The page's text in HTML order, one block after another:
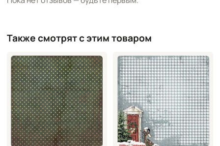
Также смотрят с этим товаром